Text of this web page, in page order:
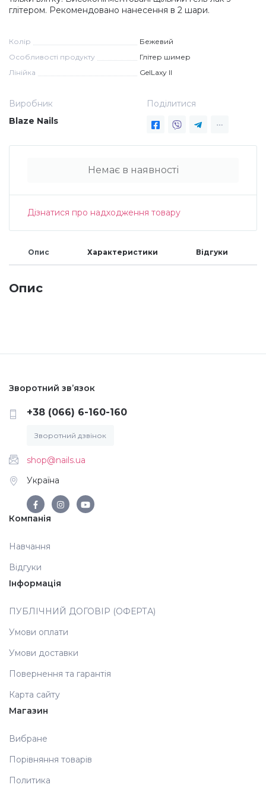
Дезінфекція та стерилізація
Декор для нігтів
Трикутники (каміфубукі)
Наклейки гнучкі лінії
Блискітки (пісок для нігтів)
Блискітки для нігтів
Меланж (цукровий ефект)
Фарби для розпису
Фольга для лиття (ефект кракелюра)
глітером. Рекомендовано нанесення в 2 шари.
Колір
Бежевий
Особливості продукту
Глітер шимер
Лінійка
GelLaxy II
Виробник
Blaze Nails
Поділитися
Немає в наявності
Дізнатися про надходження товару
Опис Характеристики Відгуки
Опис
Зворотний зв’язок
+38 (066) 6-160-160
Зворотний дзвінок
shop@nails.ua
Україна
Компанія
Навчання
Відгуки
Інформація
ПУБЛІЧНИЙ ДОГОВІР (ОФЕРТА)
Умови оплати
Умови доставки
Повернення та гарантія
Карта сайту
Магазин
Вибране
Порівняння товарів
Политика